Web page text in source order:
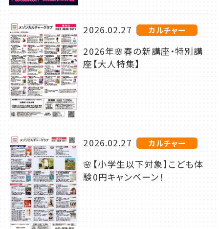
2026.02.27 カルチャー
2026年🌸春の新講座・特別講
座【大人特集】
2026.02.27 カルチャー
🌸【小学生以下対象】こども体
験0円キャンペーン！